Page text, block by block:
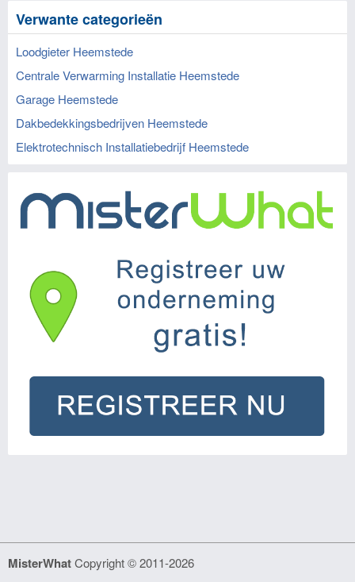
Verwante categorieën
Loodgieter Heemstede
Centrale Verwarming Installatie Heemstede
Garage Heemstede
Dakbedekkingsbedrijven Heemstede
Elektrotechnisch Installatiebedrijf Heemstede
MisterWhatCopyright © 2011-2026